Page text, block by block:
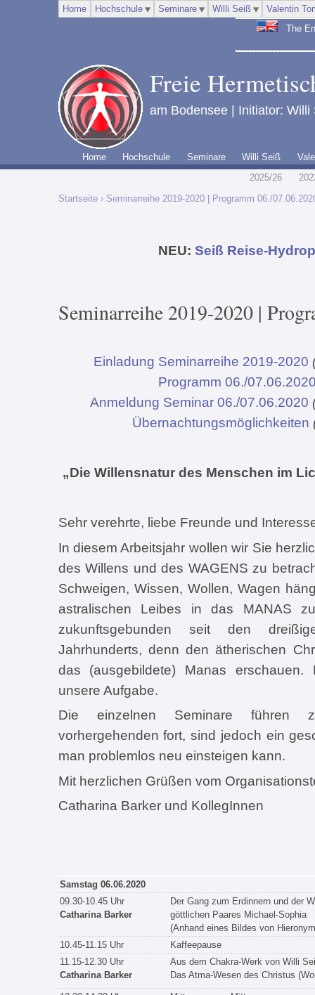
Home Hochschule Seminare Willi Seiß
Valentin
The
Freie
am Bodensee | Initiator: Willi
Home Hochschule Seminare Willi Seiß
2025/26
Startseite› Seminarreihe 2019-2020 | Programm 06./
NEU: Seiß Reise-
Seminarreihe 2019-2020 |
Einladung Seminarreihe 2019-2020
Programm 06./
Anmeldung Seminar 06./07.06.2020
Übernachtungsmöglichkeiten
„Die Willensnatur des Menschen im
Sehr verehrte, liebe Freunde und
In diesem Arbeitsjahr wollen wir Sie
des Willens und des WAGENS zu
Schweigen, Wissen, Wollen, Wagen
astralischen Leibes in das MANAS
zukunftsgebunden seit den
Jahrhunderts, denn den ätherischen
das (ausgebildete) Manas
unsere Aufgabe.
Die einzelnen Seminare führen
vorhergehenden fort, sind jedoch ein
man problemlos neu einsteigen kann.
Mit herzlichen Grüßen vom
Catharina Barker und KollegInnen
Samstag 06.06.2020
09.30-10.45 Uhr
Catharina Barker
Der Gang zum Erdinnern und der
göttlichen Paares Michael-Sophia
(Anhand eines Bildes von
10.45-11.15 Uhr
Kaffeepause
11.15-12.30 Uhr
Catharina Barker
Aus dem Chakra-Werk von Willi
Das Atma-Wesen des Christus